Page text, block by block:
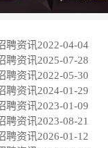
聘资讯2022-04-04
聘资讯2025-07-28
聘资讯2022-05-30
聘资讯2024-01-29
聘资讯2023-01-09
聘资讯2023-08-21
聘资讯2026-01-12